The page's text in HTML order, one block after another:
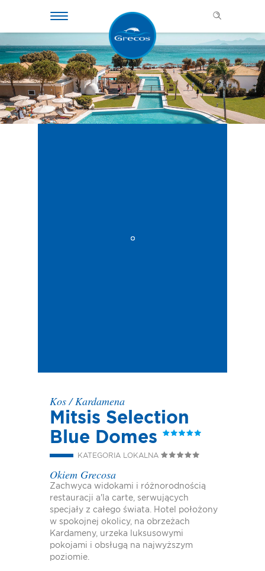
Kos/Kardamena
Mitsis Selection
Blue Domes
KATEGORIA LOKALNA
Okiem Grecosa
Zachwyca widokami i różnorodnością
restauracji a'la carte, serwujących
specjały z całego świata. Hotel położony
w spokojnej okolicy, na obrzeżach
Kardameny, urzeka luksusowymi
pokojami i obsługą na najwyższym
poziomie.